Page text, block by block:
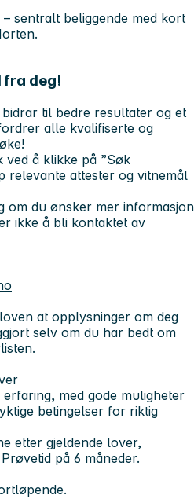
sentralt beliggende med kort
fra deg!
til bedre resultater og et
alle kvalifiserte og
ved å klikke på ”Søk
relevante attester og vitnemål
om du ønsker mer informasjon
ikke å bli kontaktet av
at opplysninger om deg
selv om du har bedt om
med gode muligheter
betingelser for riktig
etter gjeldende lover,
på 6 måneder.